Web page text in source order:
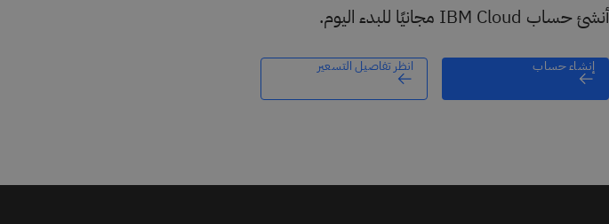
أنشئ حساب IBM Cloud مجانيًا للبدء اليوم.
إنشاء حساب انظر تفاصيل التسعير